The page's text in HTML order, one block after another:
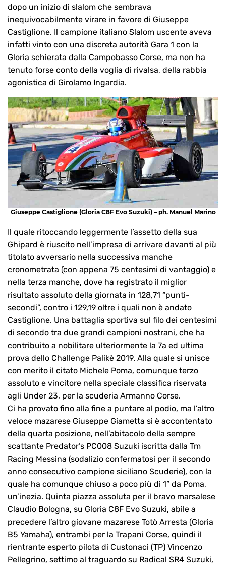
dopo un inizio di slalom che sembrava
inequivocabilmente virare in favore di Giuseppe
Castiglione. Il campione italiano Slalom uscente aveva
infatti vinto con una discreta autorità Gara 1 con la
Gloria schierata dalla Campobasso Corse, ma non ha
tenuto forse conto della voglia di rivalsa, della rabbia
agonistica di Girolamo Ingardia.
Giuseppe Castiglione (Gloria C8F Evo Suzuki) – ph. Manuel Marino
Il quale ritoccando leggermente l’assetto della sua
Ghipard è riuscito nell’impresa di arrivare davanti al più
titolato avversario nella successiva manche
cronometrata (con appena 75 centesimi di vantaggio) e
nella terza manche, dove ha registrato il miglior
risultato assoluto della giornata in 128,71 “punti-
secondi”, contro i 129,19 oltre i quali non è andato
Castiglione. Una battaglia sportiva sul filo dei centesimi
di secondo tra due grandi campioni nostrani, che ha
contribuito a nobilitare ulteriormente la 7a ed ultima
prova dello Challenge Palikè 2019. Alla quale si unisce
con merito il citato Michele Poma, comunque terzo
assoluto e vincitore nella speciale classifica riservata
agli Under 23, per la scuderia Armanno Corse.
Ci ha provato fino alla fine a puntare al podio, ma l’altro
veloce mazarese Giuseppe Giametta si è accontentato
della quarta posizione, nell’abitacolo della sempre
scattante Predator’s PC008 Suzuki iscritta dalla Tm
Racing Messina (sodalizio confermatosi per il secondo
anno consecutivo campione siciliano Scuderie), con la
quale ha comunque chiuso a poco più di 1” da Poma,
un’inezia. Quinta piazza assoluta per il bravo marsalese
Claudio Bologna, su Gloria C8F Evo Suzuki, abile a
precedere l’altro giovane mazarese Totò Arresta (Gloria
B5 Yamaha), entrambi per la Trapani Corse, quindi il
rientrante esperto pilota di Custonaci (TP) Vincenzo
Pellegrino, settimo al traguardo su Radical SR4 Suzuki,